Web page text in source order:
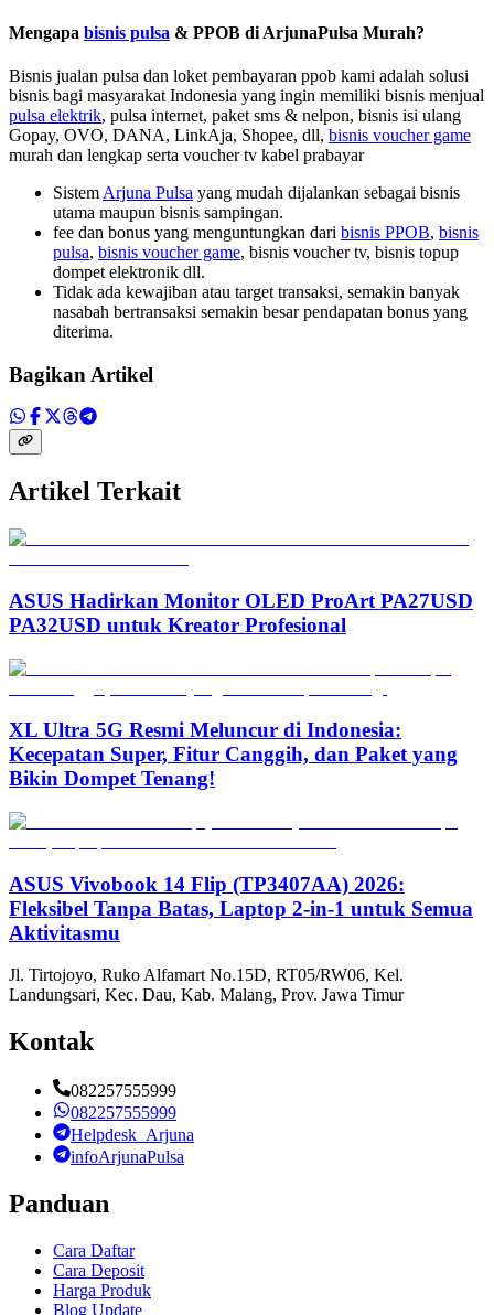
Mengapa bisnis pulsa & PPOB di ArjunaPulsa Murah?
Bisnis jualan pulsa dan loket pembayaran ppob kami adalah solusi
bisnis bagi masyarakat Indonesia yang ingin memiliki bisnis menjual
pulsa elektrik, pulsa internet, paket sms & nelpon, bisnis isi ulang
Gopay, OVO, DANA, LinkAja, Shopee, dll, bisnis voucher game
murah dan lengkap serta voucher tv kabel prabayar
Sistem Arjuna Pulsa yang mudah dijalankan sebagai bisnis
utama maupun bisnis sampingan.
fee dan bonus yang menguntungkan dari bisnis PPOB, bisnis
pulsa, bisnis voucher game, bisnis voucher tv, bisnis topup
dompet elektronik dll.
Tidak ada kewajiban atau target transaksi, semakin banyak
nasabah bertransaksi semakin besar pendapatan bonus yang
diterima.
Bagikan Artikel
Artikel Terkait
ASUS Hadirkan Monitor OLED ProArt PA27USD
PA32USD untuk Kreator Profesional
XL Ultra 5G Resmi Meluncur di Indonesia:
Kecepatan Super, Fitur Canggih, dan Paket yang
Bikin Dompet Tenang!
ASUS Vivobook 14 Flip (TP3407AA) 2026:
Fleksibel Tanpa Batas, Laptop 2-in-1 untuk Semua
Aktivitasmu
Jl. Tirtojoyo, Ruko Alfamart No.15D, RT05/RW06, Kel.
Landungsari, Kec. Dau, Kab. Malang, Prov. Jawa Timur
Kontak
082257555999
082257555999
Helpdesk_Arjuna
infoArjunaPulsa
Panduan
Cara Daftar
Cara Deposit
Harga Produk
Blog Update